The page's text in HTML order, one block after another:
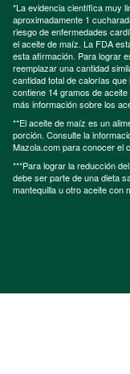
*La evidencia científica muy
aproximadamente 1
riesgo de enfermedades
el aceite de maíz. La FDA
esta afirmación. Para lograr
reemplazar una cantidad
cantidad total de calorías
contiene 14 gramos de
más información sobre los
**El aceite de maíz es un
porción. Consulte la
Mazola.com para conocer el
***Para lograr la reducción
debe ser parte de una dieta
mantequilla u otro aceite con